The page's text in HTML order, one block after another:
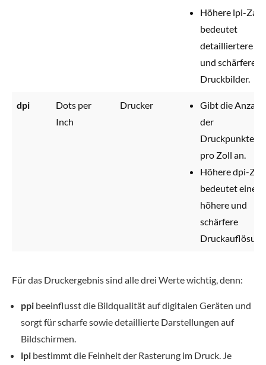
Höhere lpi-Zahl
bedeutet
detailliertere
und schärfere
Druckbilder.
dpi
Dots per
Inch
Drucker
Gibt die Anzahl
der
Druckpunkte
pro Zoll an.
Höhere dpi-
bedeutet eine
höhere und
schärfere
Für das Druckergebnis sind alle drei Werte wichtig, denn:
ppi beeinflusst die Bildqualität auf digitalen Geräten und
sorgt für scharfe sowie detaillierte Darstellungen auf
Bildschirmen.
lpi bestimmt die Feinheit der Rasterung im Druck. Je